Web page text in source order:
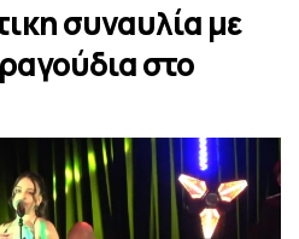
συναυλία με
στο